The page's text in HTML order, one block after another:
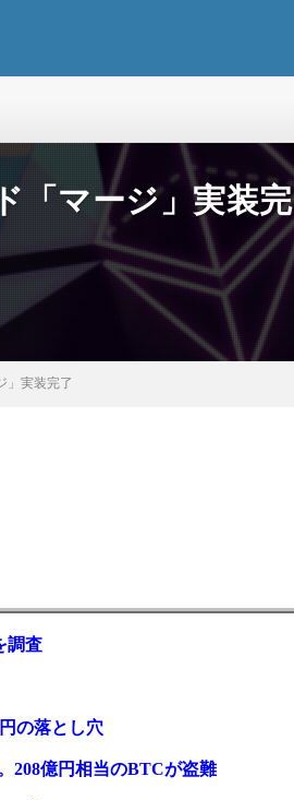
「マージ」実装完
」実装完了
調査
の落とし穴
208億円相当のBTCが盗難